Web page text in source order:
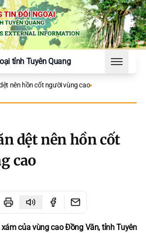
tỉnh Tuyên Quang
Toggle
nên hồn cốt người vùng cao
dệt nên hồn cốt
cao
của vùng cao Đồng Văn, tỉnh Tuyên